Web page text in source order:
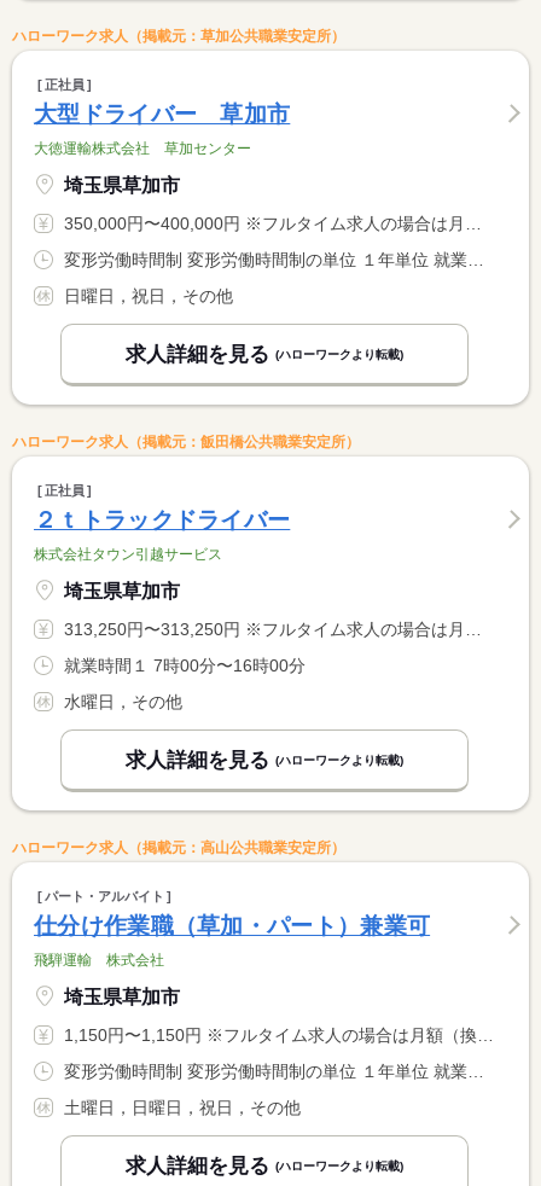
ハローワーク求人（掲載元：草加公共職業安定所）
正社員
大型ドライバー 草加市
大徳運輸株式会社 草加センター
埼玉県草加市
350,000円〜400,000円 ※フルタイム求人の場合は月額（換算額）、パート求人の場合は時間額を表示しています。
日曜日，祝日，その他
求人詳細を見る (ハローワークより転載)
ハローワーク求人（掲載元：飯田橋公共職業安定所）
正社員
２ｔトラックドライバー
株式会社タウン引越サービス
埼玉県草加市
313,250円〜313,250円 ※フルタイム求人の場合は月額（換算額）、パート求人の場合は時間額を表示しています。
就業時間１ 7時00分〜16時00分
水曜日，その他
求人詳細を見る (ハローワークより転載)
ハローワーク求人（掲載元：高山公共職業安定所）
パート・アルバイト
仕分け作業職（草加・パート）兼業可
飛騨運輸 株式会社
埼玉県草加市
1,150円〜1,150円 ※フルタイム求人の場合は月額（換算額）、パート求人の場合は時間額を表示しています。
土曜日，日曜日，祝日，その他
求人詳細を見る (ハローワークより転載)